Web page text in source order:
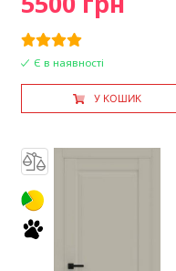
Є в наявності
У КОШИК